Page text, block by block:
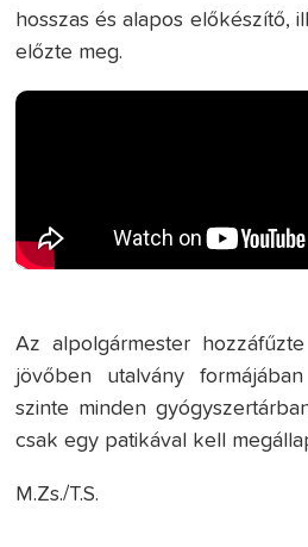
hosszas és alapos előkészítő,
előzte meg.
Az alpolgármester
jövőben utalvány
szinte minden
csak egy patikával kell
M.Zs./T.S.